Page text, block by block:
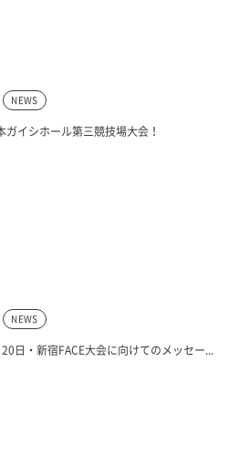
NEWS
イシホール第三競技場大会！
NEWS
日・新宿FACE大会に向けてのメッセー...